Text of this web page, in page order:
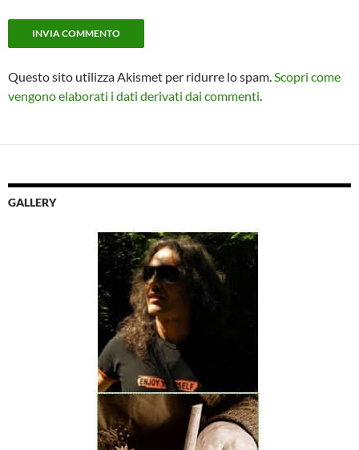
Questo sito utilizza Akismet per ridurre lo spam. Scopri come
vengono elaborati i dati derivati dai commenti
GALLERY